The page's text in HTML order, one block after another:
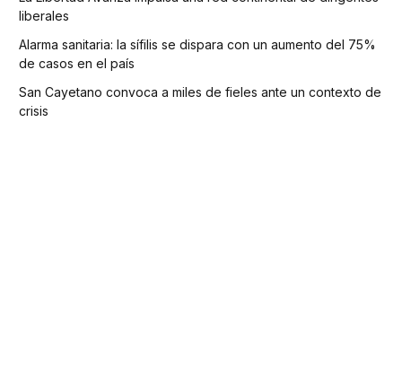
liberales
Alarma sanitaria: la sífilis se dispara con un aumento del 75%
de casos en el país
San Cayetano convoca a miles de fieles ante un contexto de
crisis